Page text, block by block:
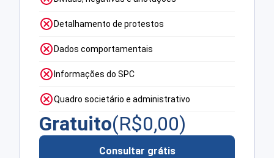
Detalhamento de protestos
Dados comportamentais
Informações do SPC
Quadro societário e administrativo
Gratuito(R$0,00)
Consultar grátis